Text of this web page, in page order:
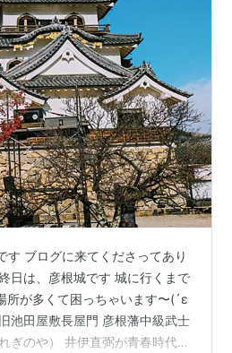
す ブログに来てくださってあり
日は、彦根城です 城に行くまで
所が多くて困っちゃいます〜(´ε
池田屋敷長屋門 彦根藩中級武士
ぎのや） 井伊直弼が青春時代を